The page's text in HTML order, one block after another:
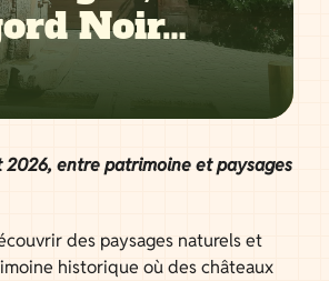
Noir…
2026, entre patrimoine et paysages
des paysages naturels et
historique où des châteaux